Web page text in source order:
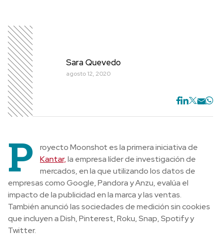
Sara Quevedo
agosto 12, 2020
P
royecto Moonshot es la primera iniciativa de
Kantar,la empresa líder de investigación de
mercados, en la que utilizando los datos de
empresas como Google, Pandora y Anzu, evalúa el
impacto de la publicidad en la marca y las ventas.
También anunció las sociedades de medición sin cookies
que incluyen a Dish, Pinterest, Roku, Snap, Spotify y
Twitter.